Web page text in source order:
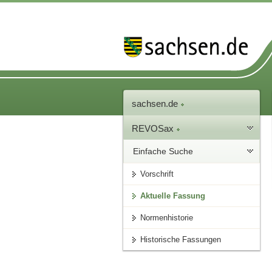
sachsen.de
REVOSax
Einfache Suche
Vorschrift
Aktuelle Fassung
Normenhistorie
Historische Fassungen